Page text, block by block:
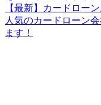
【最新】カードロー
人気のカードローン
ます！